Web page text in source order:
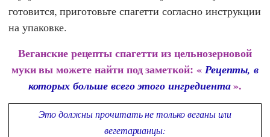
готовится, приготовьте спагетти согласно инструкции
на упаковке.
Веганские рецепты спагетти из цельнозерновой
муки вы можете найти под заметкой: « Рецепты, в
которых больше всего этого ингредиента».
Это должны прочитать не только веганы или
вегетарианцы: